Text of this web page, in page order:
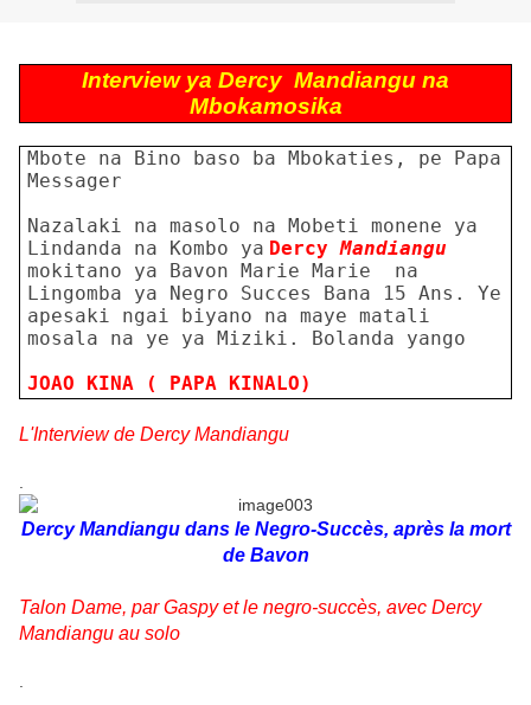
Interview ya Dercy Mandiangu na
Mbokamosika
Mbote na Bino baso ba Mbokaties, pe Papa
Messager
Nazalaki na masolo na Mobeti monene ya
Lindanda na Kombo ya DercyMandiangu
mokitano ya Bavon Marie Marie na
Lingomba ya Negro Succes Bana 15 Ans. Ye
apesaki ngai biyano na maye matali
mosala na ye ya Miziki. Bolanda yango
JOAO KINA ( PAPA KINALO)
L'Interview de Dercy Mandiangu
Dercy Mandiangu dans le Negro-Succès, après la mort
de Bavon
Talon Dame, par Gaspy et le negro-succès, avec Dercy
Mandiangu au solo